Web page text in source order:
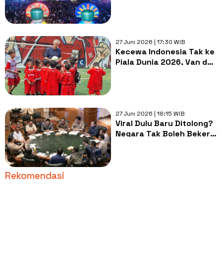
27 Juni 2026 | 17:30 WIB
Kecewa Indonesia Tak ke
Piala Dunia 2026, Van der
27 Juni 2026 | 18:15 WIB
Viral Dulu Baru Ditolong?
Negara Tak Boleh Bekerja
Rekomendasi